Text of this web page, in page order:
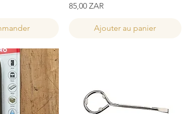
Prix
85,00 ZAR
Ajouter au panier